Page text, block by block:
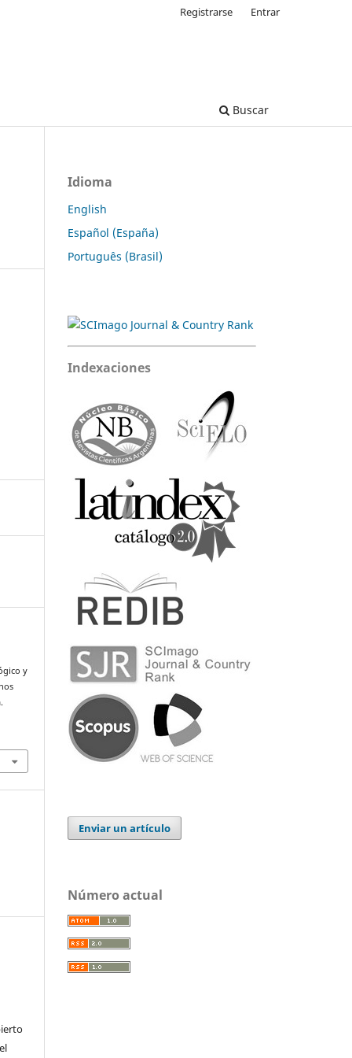
Buscar
Registrarse Entrar
y
Idioma
English
Español (España)
Português (Brasil)
Indexaciones
Enviar un artículo
Número actual